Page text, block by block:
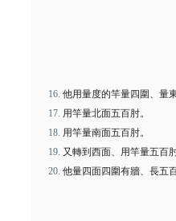
他用量度的竿量四圍、量
用竿量北面五百肘。
用竿量南面五百肘。
又轉到西面、用竿量五百肘
他量四面四圍有牆、長五